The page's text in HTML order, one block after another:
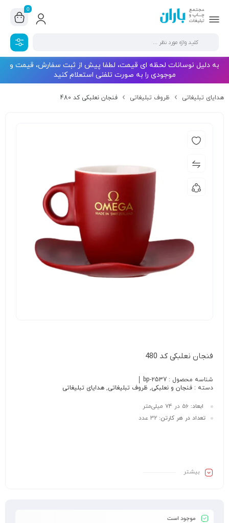
0
به دلیل نوسانات لحظه ای قیمت، لطفا پیش از ثبت سفارش، قیمت و
موجودی را به صورت تلفنی استعلام کنید
هدایای تبلیغاتی ظروف تبلیغاتی فنجان نعلبکی کد 480
فنجان نعلبکی کد 480
شناسه محصول : bp-2537
دسته : فنجان و نعلبکی, ظروف تبلیغاتی, هدایای تبلیغاتی
ابعاد:
تعداد در هر کارتن:
بیشـتر
موجود است